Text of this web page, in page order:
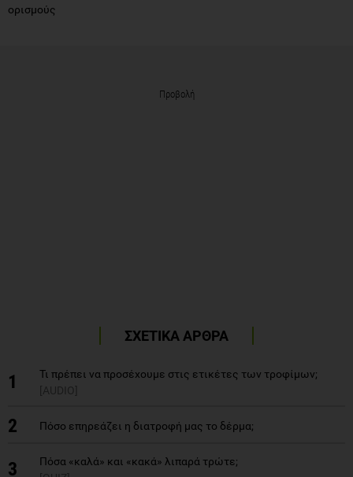
ορισμούς
Προβολή
ΣΧΕΤΙΚΑ ΑΡΘΡΑ
1
Τι πρέπει να προσέχουμε στις ετικέτες των τροφίμων;
[AUDIO]
2 Πόσο επηρεάζει η διατροφή μας το δέρμα;
3
Πόσα «καλά» και «κακά» λιπαρά τρώτε;